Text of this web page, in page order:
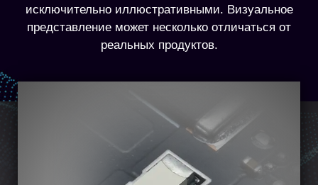
исключительно иллюстративными. Визуальное
представление может несколько отличаться от
реальных продуктов.